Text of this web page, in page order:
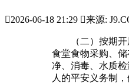
2026-06-18 21:29 来源:
（二）按期开展
食堂食物采购、
净、消毒、水质
人的平安义务制